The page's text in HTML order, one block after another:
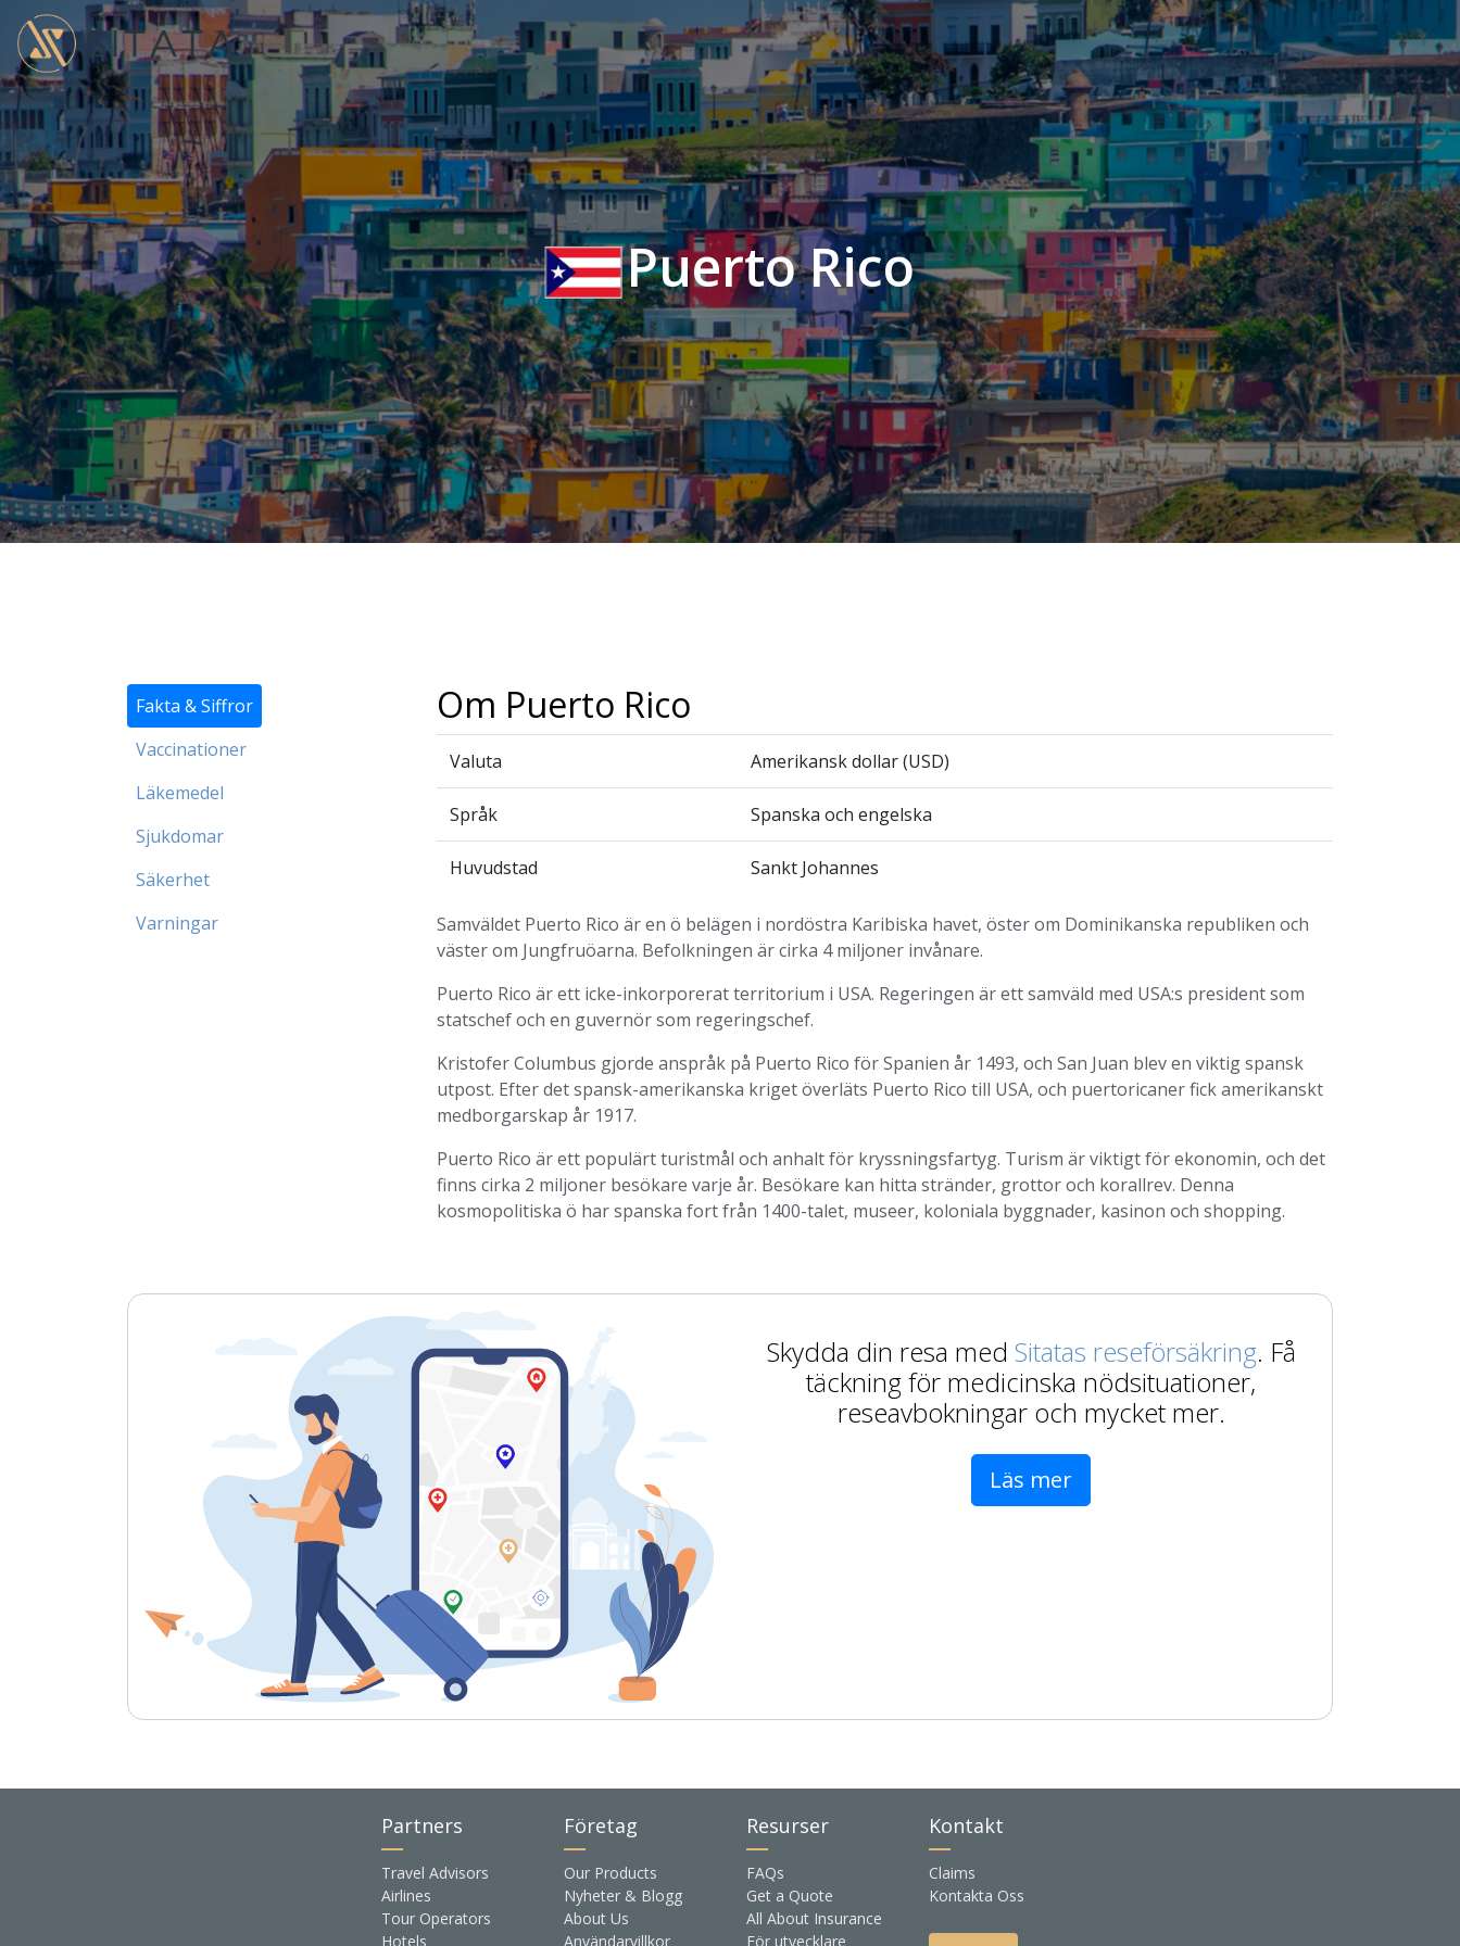
Puerto Rico
Fakta & Siffror
Vaccinationer
Läkemedel
Sjukdomar
Säkerhet
Varningar
Om Puerto Rico
Valuta Amerikansk dollar (USD)
Språk Spanska och engelska
Huvudstad Sankt Johannes
Samväldet Puerto Rico är en ö belägen i nordöstra Karibiska havet, öster om Dominikanska republiken och
väster om Jungfruöarna. Befolkningen är cirka 4 miljoner invånare.
Puerto Rico är ett icke-inkorporerat territorium i USA. Regeringen är ett samväld med USA:s president som
statschef och en guvernör som regeringschef.
Kristofer Columbus gjorde anspråk på Puerto Rico för Spanien år 1493, och San Juan blev en viktig spansk
utpost. Efter det spansk-amerikanska kriget överläts Puerto Rico till USA, och puertoricaner fick amerikanskt
medborgarskap år 1917.
Puerto Rico är ett populärt turistmål och anhalt för kryssningsfartyg. Turism är viktigt för ekonomin, och det
finns cirka 2 miljoner besökare varje år. Besökare kan hitta stränder, grottor och korallrev. Denna
kosmopolitiska ö har spanska fort från 1400-talet, museer, koloniala byggnader, kasinon och shopping.
Skydda din resa med Sitatas reseförsäkring. Få
täckning för medicinska nödsituationer,
reseavbokningar och mycket mer.
Läs mer
Partners
Travel Advisors
Airlines
Tour Operators
Hotels
Företag
Our Products
Nyheter & Blogg
About Us
Användarvillkor
Resurser
FAQs
Get a Quote
All About Insurance
För utvecklare
Kontakt
Claims
Kontakta Oss